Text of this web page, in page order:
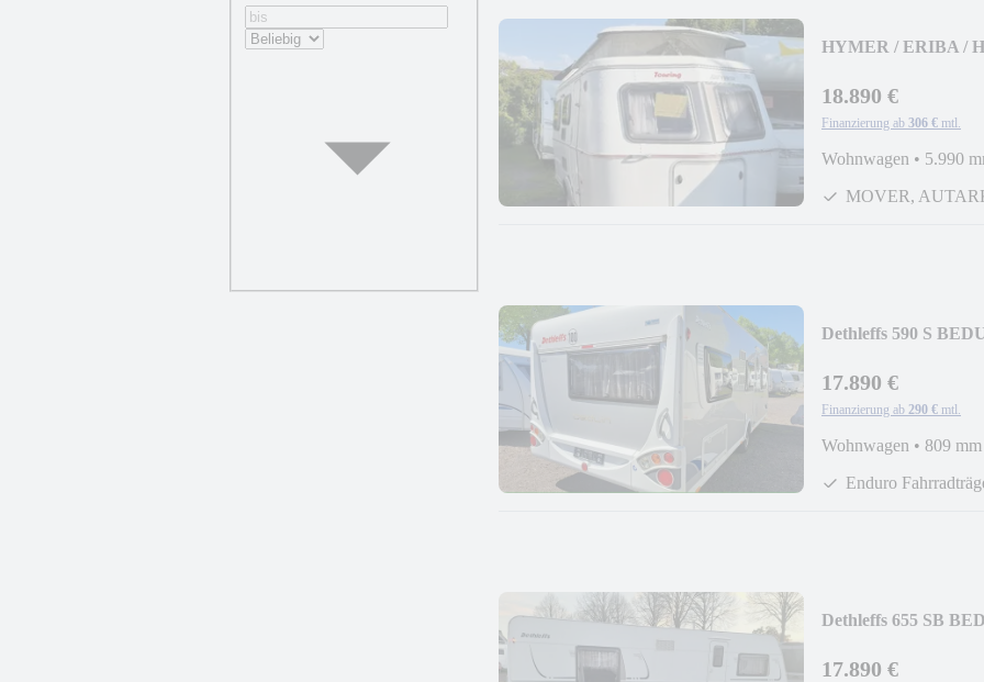
HYMER / ERIBA /
18.890 €
Finanzierung ab 306 € mtl.
Wohnwagen • 5.990
MOVER,
Dethleffs 590 S
17.890 €
Finanzierung ab 290 € mtl.
Wohnwagen • 809 mm
Enduro
Dethleffs 655 SB
17.890 €